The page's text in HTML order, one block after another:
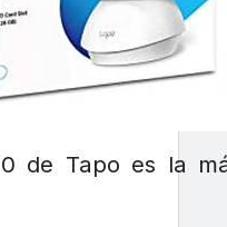
de Tapo es la